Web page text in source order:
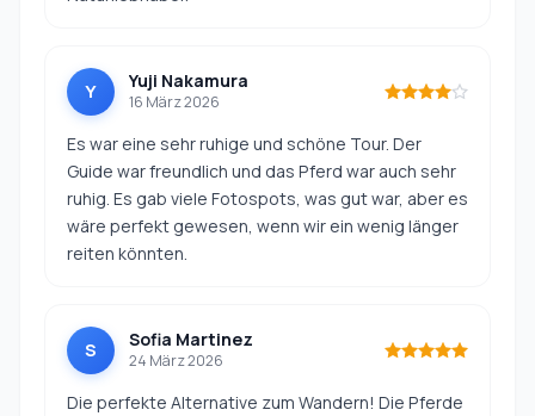
Y Yuji Nakamura
16 März 2026
Es war eine sehr ruhige und schöne Tour. Der
Guide war freundlich und das Pferd war auch sehr
ruhig. Es gab viele Fotospots, was gut war, aber es
wäre perfekt gewesen, wenn wir ein wenig länger
reiten könnten.
S Sofia Martinez
24 März 2026
Die perfekte Alternative zum Wandern! Die Pferde